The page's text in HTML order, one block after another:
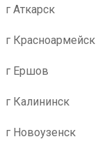
г Аткарск
г Красноармейск
г Ершов
г Калининск
г Новоузенск